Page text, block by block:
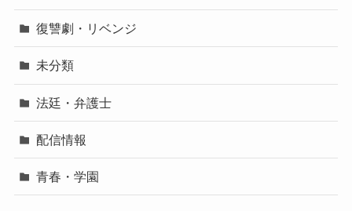
復讐劇・リベンジ
未分類
法廷・弁護士
配信情報
青春・学園